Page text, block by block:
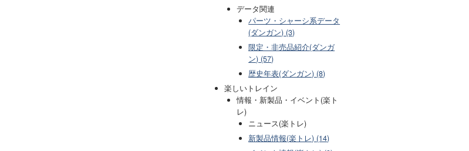
データ関連
パーツ・シャーシ系データ
(ダンガン) (3)
限定・非売品紹介(ダンガ
ン) (57)
歴史年表(ダンガン) (8)
楽しいトレイン
情報・新製品・イベント(楽ト
レ)
ニュース(楽トレ)
新製品情報(楽トレ) (14)